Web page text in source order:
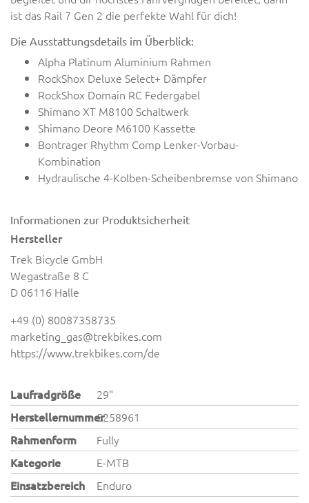
ist das Rail 7 Gen 2 die perfekte Wahl für dich!
Die Ausstattungsdetails im Überblick:
Alpha Platinum Aluminium Rahmen
RockShox Deluxe Select+ Dämpfer
RockShox Domain RC Federgabel
Shimano XT M8100 Schaltwerk
Shimano Deore M6100 Kassette
Bontrager Rhythm Comp Lenker-Vorbau-
Kombination
Hydraulische 4-Kolben-Scheibenbremse von Shimano
Informationen zur Produktsicherheit
Hersteller
Trek Bicycle GmbH
Wegastraße 8 C
D 06116 Halle
+49 (0) 80087358735
marketing_gas@trekbikes.com
https://www.trekbikes.com/de
Laufradgröße
29"
Herstellernummer5258961
Rahmenform
Fully
Kategorie
E-MTB
Einsatzbereich
Enduro